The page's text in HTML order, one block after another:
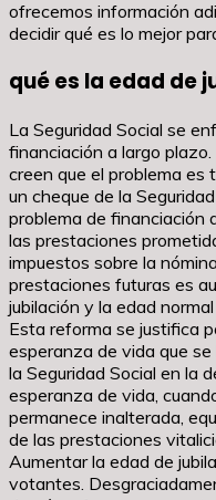
ofrecemos información
decidir qué es lo mejor
qué es la edad de
La Seguridad Social se
financiación a largo
creen que el problema es
un cheque de la
problema de financiación
las prestaciones
impuestos sobre la
prestaciones futuras es
jubilación y la edad
Esta reforma se justifica
esperanza de vida que
la Seguridad Social en la
esperanza de vida,
permanece inalterada,
de las prestaciones
Aumentar la edad de
votantes.